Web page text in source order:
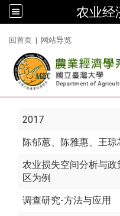
农业经
回首页 | 网站导览
2017
陈郁蕙、陈雅惠、王
农业损失空间分析与
区为例
调查研究-方法与应用